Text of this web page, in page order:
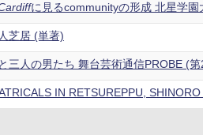
に見るcommunityの形成 北星学
芝居 (単著)
三人の男たち 舞台芸術通信PROBE (
IN RETSUREPPU,